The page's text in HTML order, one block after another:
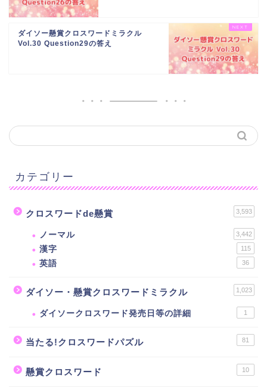
ダイソー懸賞クロスワードミラクル
Vol.30 Question29の答え
カテゴリー
クロスワードde懸賞 3,593
ノーマル 3,442
漢字 115
英語 36
ダイソー・懸賞クロスワードミラクル 1,023
ダイソークロスワード発売日等の詳細 1
当たる!クロスワードパズル 81
懸賞クロスワード 10